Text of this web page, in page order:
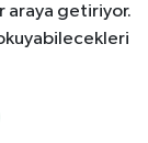
araya getiriyor.